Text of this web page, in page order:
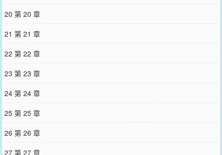
20 第 20 章
21 第 21 章
22 第 22 章
23 第 23 章
24 第 24 章
25 第 25 章
26 第 26 章
27 第 27 章